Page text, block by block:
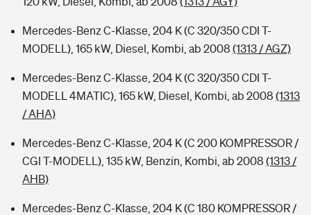
Mercedes-Benz C-Klasse, 204 K (C 320/350 CDI T-
MODELL), 165 kW, Diesel, Kombi, ab 2008 (1313 / AGZ)
Mercedes-Benz C-Klasse, 204 K (C 320/350 CDI T-
MODELL 4MATIC), 165 kW, Diesel, Kombi, ab 2008 (1313
/ AHA)
Mercedes-Benz C-Klasse, 204 K (C 200 KOMPRESSOR /
CGI T-MODELL), 135 kW, Benzin, Kombi, ab 2008 (1313 /
AHB)
Mercedes-Benz C-Klasse, 204 K (C 180 KOMPRESSOR /